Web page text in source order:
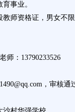
事业。
师资格证，男女不
师：13790233526
，审核通